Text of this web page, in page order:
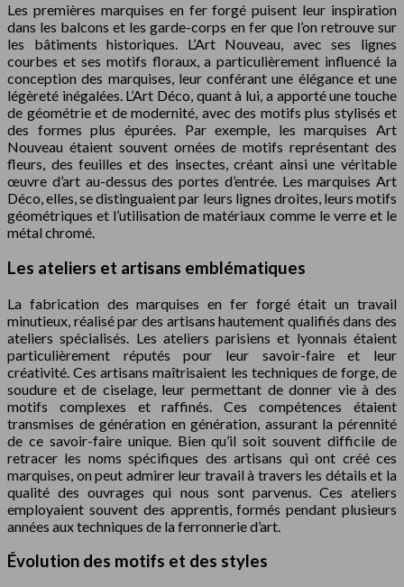
Les premières marquises en fer forgé puisent leur inspiration
dans les balcons et les garde-corps en fer que l’on retrouve sur
les bâtiments historiques. L’Art Nouveau, avec ses lignes
courbes et ses motifs floraux, a particulièrement influencé la
conception des marquises, leur conférant une élégance et une
légèreté inégalées. L’Art Déco, quant à lui, a apporté une touche
de géométrie et de modernité, avec des motifs plus stylisés et
des formes plus épurées. Par exemple, les marquises Art
Nouveau étaient souvent ornées de motifs représentant des
fleurs, des feuilles et des insectes, créant ainsi une véritable
œuvre d’art au-dessus des portes d’entrée. Les marquises Art
Déco, elles, se distinguaient par leurs lignes droites, leurs motifs
géométriques et l’utilisation de matériaux comme le verre et le
métal chromé.
Les ateliers et artisans emblématiques
La fabrication des marquises en fer forgé était un travail
minutieux, réalisé par des artisans hautement qualifiés dans des
ateliers spécialisés. Les ateliers parisiens et lyonnais étaient
particulièrement réputés pour leur savoir-faire et leur
créativité. Ces artisans maîtrisaient les techniques de forge, de
soudure et de ciselage, leur permettant de donner vie à des
motifs complexes et raffinés. Ces compétences étaient
transmises de génération en génération, assurant la pérennité
de ce savoir-faire unique. Bien qu’il soit souvent difficile de
retracer les noms spécifiques des artisans qui ont créé ces
marquises, on peut admirer leur travail à travers les détails et la
qualité des ouvrages qui nous sont parvenus. Ces ateliers
employaient souvent des apprentis, formés pendant plusieurs
années aux techniques de la ferronnerie d’art.
Évolution des motifs et des styles